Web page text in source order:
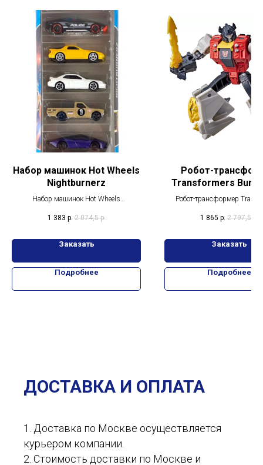
Набор машинок Hot Wheels
Nightburnerz
Набор машинок Hot Wheels
классических машинок Hot Wheels:
1 383 р. 2 074,5 р.
Заказать
Подробнее
Робот-
Transformers
Cyberverse
Робот-трансформер
Dinobot Snarl F2770
1 865 р. 2 797,5
Заказать
Подробнее
ДОСТАВКА И ОПЛАТА
1. Доставка по Москве осуществляется
курьером компании.
2. Стоимость доставки по Москве и